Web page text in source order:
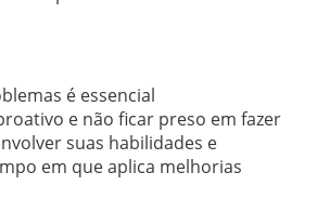
é essencial
e não ficar preso em fazer
suas habilidades e
em que aplica melhorias